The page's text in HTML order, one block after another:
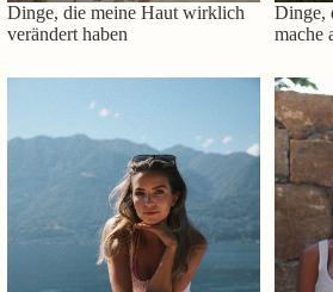
Dinge, die meine Haut wirklich
verändert haben
Dinge,
mache